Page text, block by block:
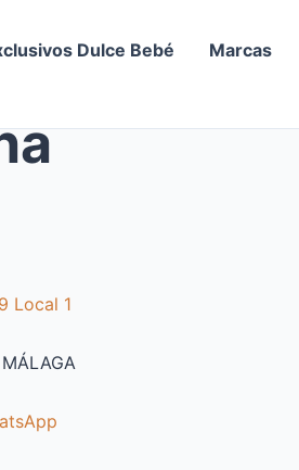
Dulce Bebé Marcas
Local 1